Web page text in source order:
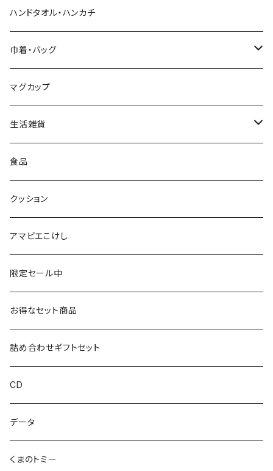
新山吉紀工人（弥治郎系）
星定良工人（弥治郎系）
平賀輝幸工人（作並系）
早坂政弘工人（遠刈田系）
仙台弁こけしのこけし
やじろうちゃん
ばんつぁん
ズンダリアンシリーズ
コケゾン
ポストカード
付箋（ふせん）
スタンプ
ステッカー
マスキングテープ
ノート
メモ帳
クリアファイル
マグネット
ハンドタオル・ハンカチ
巾着・バッグ
エコバッグ
ポーチ
マグカップ
生活雑貨
スポンジ
フォトフレーム
食品
クッション
アマビエこけし
限定セール中
お得なセット商品
詰め合わせギフトセット
CD
データ
くまのトミー